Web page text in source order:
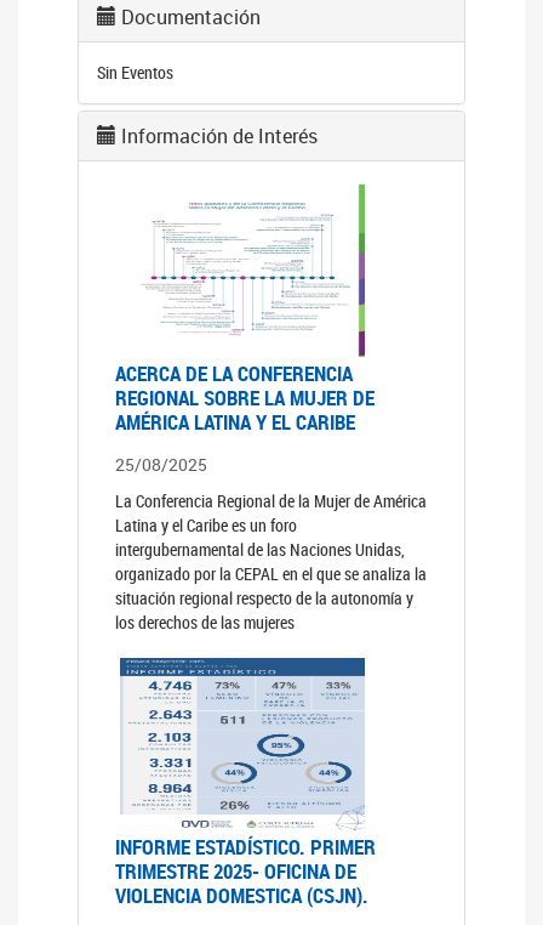
Documentación
Sin Eventos
Información de Interés
ACERCA DE LA CONFERENCIA
REGIONAL SOBRE LA MUJER DE
AMÉRICA LATINA Y EL CARIBE
25/08/2025
La Conferencia Regional de la Mujer de América
Latina y el Caribe es un foro
intergubernamental de las Naciones Unidas,
organizado por la CEPAL en el que se analiza la
situación regional respecto de la autonomía y
los derechos de las mujeres
INFORME ESTADÍSTICO. PRIMER
TRIMESTRE 2025- OFICINA DE
VIOLENCIA DOMESTICA (CSJN).